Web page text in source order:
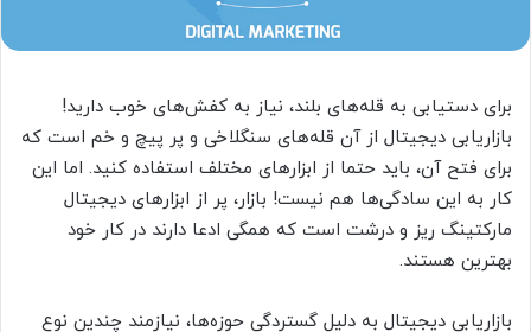
برای دستیابی به قله‌های بلند، نیاز به کفش‌های خوب دارید!
بازاریابی دیجیتال از آن قله‌های سنگلاخی و پر پیچ و خم است که
برای فتح آن، باید حتما از ابزارهای مختلف استفاده کنید. اما این
کار به این سادگی‌ها هم نیست! بازار، پر از ابزارهای دیجیتال
مارکتینگ ریز و درشت است که همگی ادعا دارند در کار خود
بهترین هستند.
بازاریابی دیجیتال به دلیل گستردگی حوزه‌ها، نیازمند چندین نوع